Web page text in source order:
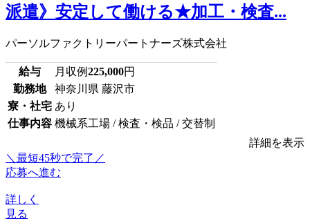
派遣》安定して働ける★加工・検査...
パーソルファクトリーパートナーズ株式会社
給与 月収例225,000円
勤務地
神奈川県 藤沢市
寮・社宅 あり
仕事内容 機械系工場 / 検査・検品 / 交替制
詳細を表示
＼最短45秒で完了／
応募へ進む
詳しく
見る